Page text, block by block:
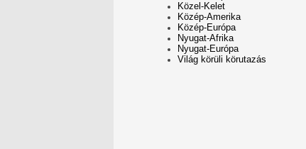
Közel-Kelet
Közép-Amerika
Közép-Európa
Nyugat-Afrika
Nyugat-Európa
Világ körüli körutazás